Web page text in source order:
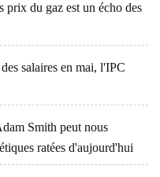
prix du gaz est un écho des
salaires en mai, l'IPC
Smith peut nous
ratées d'aujourd'hui